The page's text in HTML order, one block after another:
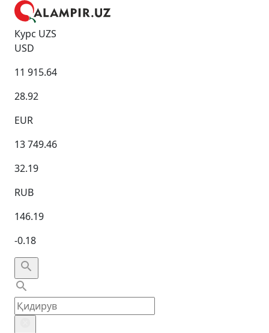
Курс UZS
USD
11 915.64
28.92
EUR
13 749.46
32.19
RUB
146.19
-0.18